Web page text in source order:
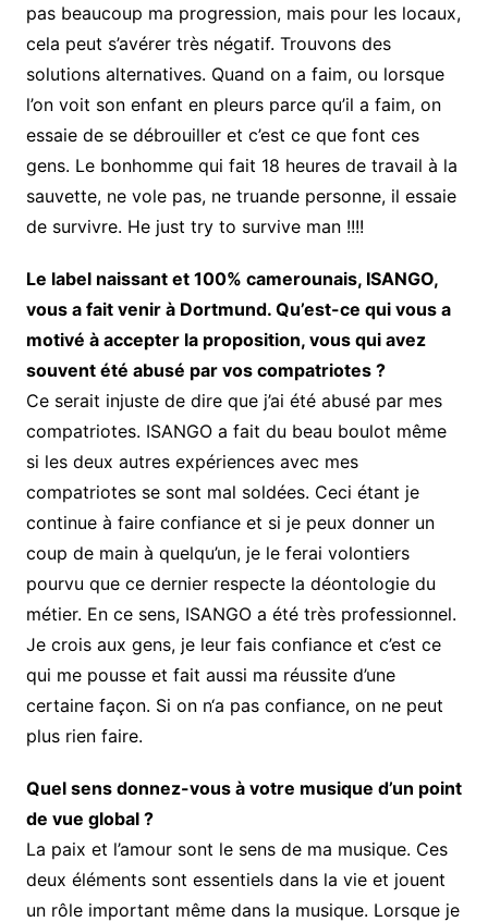
pas beaucoup ma progression, mais pour les locaux,
cela peut s’avérer très négatif. Trouvons des
solutions alternatives. Quand on a faim, ou lorsque
l’on voit son enfant en pleurs parce qu’il a faim, on
essaie de se débrouiller et c’est ce que font ces
gens. Le bonhomme qui fait 18 heures de travail à la
sauvette, ne vole pas, ne truande personne, il essaie
de survivre. He just try to survive man !!!!
Le label naissant et 100% camerounais, ISANGO,
vous a fait venir à Dortmund. Qu’est-ce qui vous a
motivé à accepter la proposition, vous qui avez
souvent été abusé par vos compatriotes ?
Ce serait injuste de dire que j’ai été abusé par mes
compatriotes. ISANGO a fait du beau boulot même
si les deux autres expériences avec mes
compatriotes se sont mal soldées. Ceci étant je
continue à faire confiance et si je peux donner un
coup de main à quelqu’un, je le ferai volontiers
pourvu que ce dernier respecte la déontologie du
métier. En ce sens, ISANGO a été très professionnel.
Je crois aux gens, je leur fais confiance et c’est ce
qui me pousse et fait aussi ma réussite d’une
certaine façon. Si on n‘a pas confiance, on ne peut
plus rien faire.
Quel sens donnez-vous à votre musique d’un point
de vue global ?
La paix et l’amour sont le sens de ma musique. Ces
deux éléments sont essentiels dans la vie et jouent
un rôle important même dans la musique. Lorsque je